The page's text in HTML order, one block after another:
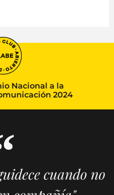
Nacional a la
2024
cuando no